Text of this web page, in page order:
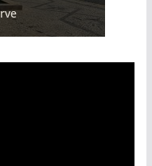
vídeo)
vídeo)